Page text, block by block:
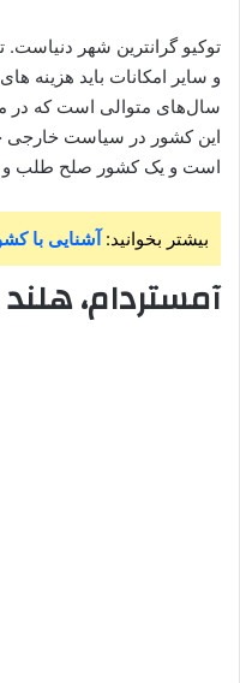
توکیو گرانترین شهر
و سایر امکانات باید هزینه
سال‌های متوالی است که در
این کشور در سیاست خارجی
است و یک کشور صلح طلب و
بیشتر بخوانید:آشنایی با
آمستردام، هلند Amsterdam